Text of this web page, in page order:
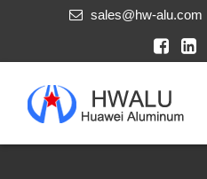
sales@hw-alu.com